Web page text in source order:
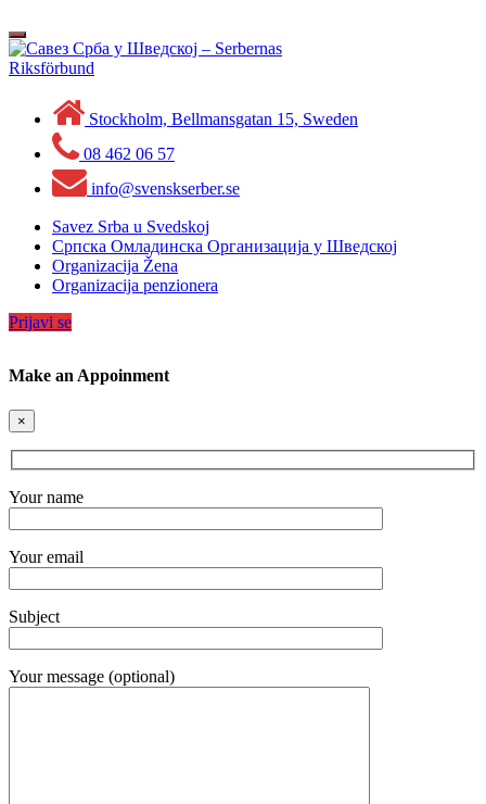
to
content
Toggle
navigation
Stockholm, Bellmansgatan 15, Sweden
08 462 06 57
info@svenskserber.se
Savez Srba u Svedskoj
Српска Омладинска Организација у Шведској
Organizacija Žena
Organizacija penzionera
Prijavi se
Make an Appoinment
×
Your name
Your email
Subject
Your message (optional)